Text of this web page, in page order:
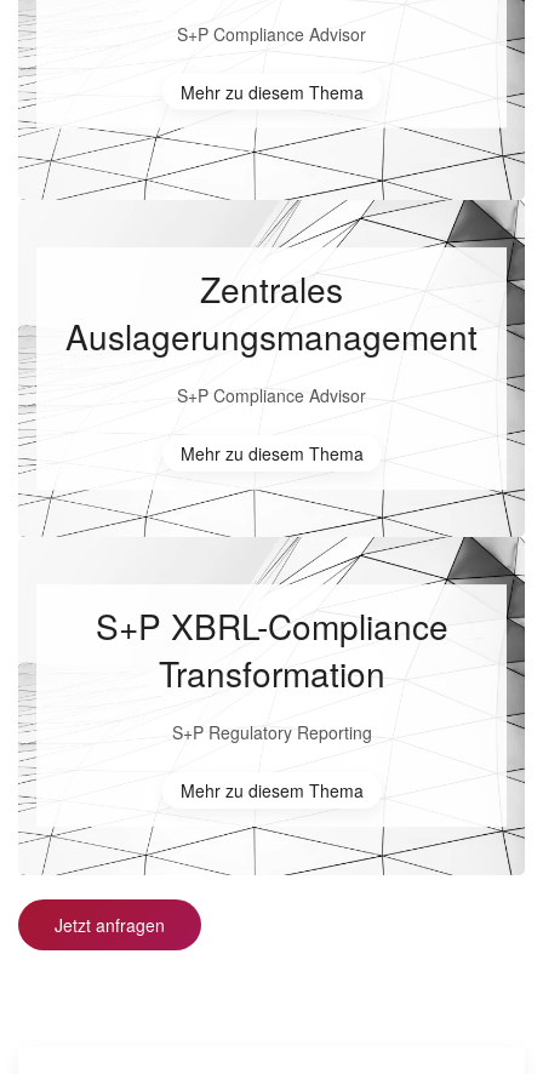
S+P Compliance Advisor
Mehr zu diesem Thema
Zentrales
Auslagerungsmanagement
S+P Compliance Advisor
Mehr zu diesem Thema
S+P XBRL-Compliance
Transformation
S+P Regulatory Reporting
Mehr zu diesem Thema
Jetzt anfragen